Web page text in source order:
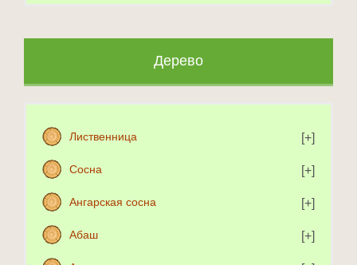
Дерево
Лиственница
Сосна
Ангарская сосна
Абаш